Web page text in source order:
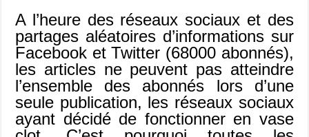
A l’heure des réseaux sociaux et des
partages aléatoires d’informations sur
Facebook et Twitter (68000 abonnés),
les articles ne peuvent pas atteindre
l’ensemble des abonnés lors d’une
seule publication, les réseaux sociaux
ayant décidé de fonctionner en vase